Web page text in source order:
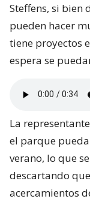
Steffens, si
pueden hacer
tiene proyectos
espera se
La
el parque
verano, lo que
descartando
acercamientos